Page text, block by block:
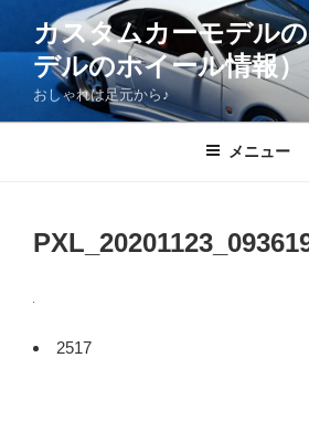
ツ
カスタムカーモデル
デルのホイール情報）
おしゃれは足元から♪
メニュー
2517